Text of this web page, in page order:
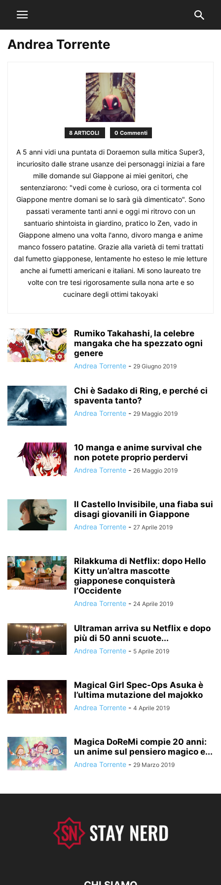
Andrea Torrente
8 ARTICOLI 0 Commenti
A 5 anni vidi una puntata di Doraemon sulla mitica Super3,
incuriosito dalle strane usanze dei personaggi iniziai a fare
mille domande sul Giappone ai miei genitori, che
sentenziarono: "vedi come è curioso, ora ci tormenta col
Giappone mentre domani se lo sarà già dimenticato". Sono
passati veramente tanti anni e oggi mi ritrovo con un
santuario shintoista in giardino, pratico lo Zen, vado in
Giappone almeno una volta l'anno, divoro manga e anime
manco fossero patatine. Grazie alla varietà di temi trattati
dal fumetto giapponese, lentamente ho esteso le mie letture
anche ai fumetti americani e italiani. Mi sono laureato tre
volte con tre tesi rigorosamente sulla nona arte e so
cucinare degli ottimi takoyaki
Rumiko Takahashi, la celebre
mangaka che ha spezzato ogni
genere
Andrea Torrente - 29 Giugno 2019
Chi è Sadako di Ring, e perché ci
spaventa tanto?
Andrea Torrente - 29 Maggio 2019
10 manga e anime survival che
non potete proprio perdervi
Andrea Torrente - 26 Maggio 2019
Il Castello Invisibile, una fiaba sui
disagi giovanili in Giappone
Andrea Torrente - 27 Aprile 2019
Rilakkuma di Netflix: dopo Hello
Kitty un’altra mascotte
giapponese conquisterà
l’Occidente
Andrea Torrente - 24 Aprile 2019
Ultraman arriva su Netflix e dopo
più di 50 anni scuote...
Andrea Torrente - 5 Aprile 2019
Magical Girl Spec-Ops Asuka è
l’ultima mutazione del majokko
Andrea Torrente - 4 Aprile 2019
Magica DoReMi compie 20 anni:
un anime sul pensiero magico e...
Andrea Torrente - 29 Marzo 2019